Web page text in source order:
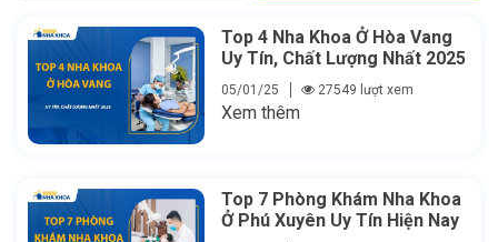
Top 4 Nha Khoa Ở Hòa Vang
Uy Tín, Chất Lượng Nhất 2025
05/01/25 27549 lượt xem
Xem thêm
Top 7 Phòng Khám Nha Khoa
Ở Phú Xuyên Uy Tín Hiện Nay